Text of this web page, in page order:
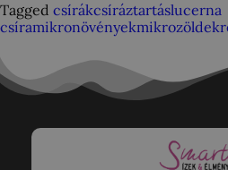
Tagged csírákcsíráztartáslucerna
csíramikronövényekmikrozöldek